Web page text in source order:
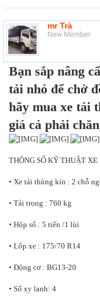
mr Trà
New Member
Bạn sắp nâng
tải nhỏ để chở
hãy mua xe tải
giá cả phải
THÔNG SỐ KỸ THUẬT XE
• Xe tải thùng kín : 2 chỗ
• Tải trọng : 760 kg
• Hộp số : 5 tiến /1 lùi
• Lốp xe : 175/70 R14
• Động cơ : BG13-20
• Số xy lanh: 4